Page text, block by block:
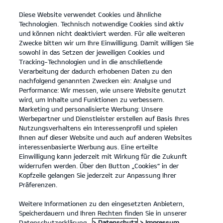
open
menu
KONTAKT
FULL SERVICE LEASING
FULL SERVICE LEASING
Diese Website verwendet Cookies und ähnliche
Technologien. Technisch notwendige Cookies sind aktiv
und können nicht deaktiviert werden. Für alle weiteren
Zwecke bitten wir um Ihre Einwilligung. Damit willigen Sie
sowohl in das Setzen der jeweiligen Cookies und
Tracking-Technologien und in die anschließende
Verarbeitung der dadurch erhobenen Daten zu den
nachfolgend genannten Zwecken ein: Analyse und
Performance: Wir messen, wie unsere Website genutzt
wird, um Inhalte und Funktionen zu verbessern.
Marketing und personalisierte Werbung: Unsere
Werbepartner und Dienstleister erstellen auf Basis Ihres
Nutzungsverhaltens ein Interessenprofil und spielen
Ihnen auf dieser Website und auch auf anderen Websites
interessenbasierte Werbung aus. Eine erteilte
Einwilligung kann jederzeit mit Wirkung für die Zukunft
widerrufen werden. Über den Button „Cookies“ in der
Kopfzeile gelangen Sie jederzeit zur Anpassung Ihrer
Präferenzen.
Weitere Informationen zu den eingesetzten Anbietern,
Speicherdauern und Ihren Rechten finden Sie in unserer